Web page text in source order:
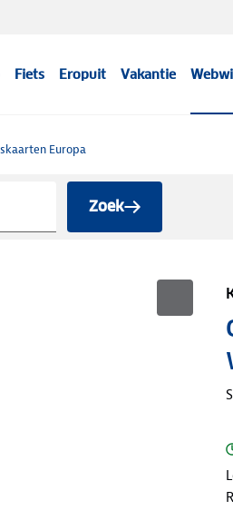
Fiets Eropuit Vakantie
Europa
Zoek